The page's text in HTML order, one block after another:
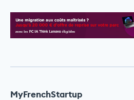
MyFrenchStartup